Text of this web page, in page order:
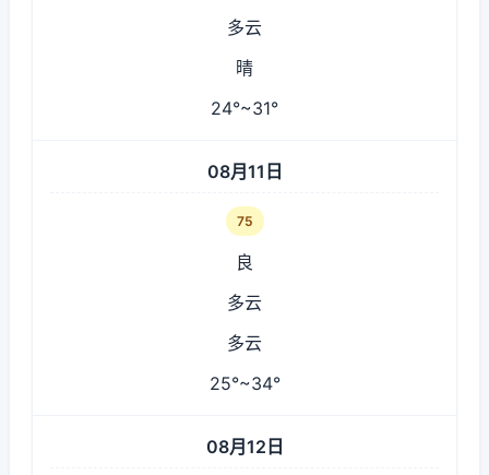
多云
晴
24°~31°
08月11日
75
良
多云
多云
25°~34°
08月12日